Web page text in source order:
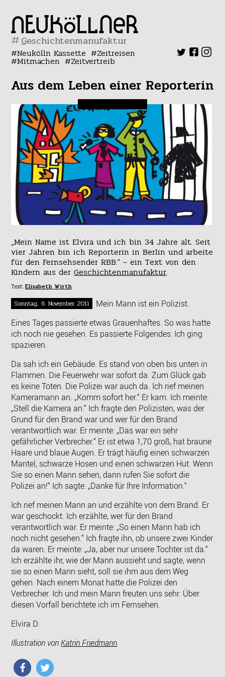
#
Neukölln Kassette Zeitreisen
Mitmachen Zeitvertreib
Aus dem Leben einer Reporterin
„Mein Name ist Elvira und ich bin 34 Jahre alt. Seit
vier Jahren bin ich Reporterin in Berlin und arbeite
für den Fernsehsender RBB.“ – ein Text von den
Kindern aus derGeschichtenmanufaktur.
Text:Elisabeth Wirth
Sonntag, 6. November 2011
Mein Mann ist ein Polizist.
Eines Tages passierte etwas Grauenhaftes. So was hatte
ich noch nie gesehen. Es passierte Folgendes: Ich ging
spazieren.
Da sah ich ein Gebäude. Es stand von oben bis unten in
Flammen. Die Feuerwehr war sofort da. Zum Glück gab
es keine Toten. Die Polizei war auch da. Ich rief meinen
Kameramann an. „Komm sofort her.“ Er kam. Ich meinte:
„Stell die Kamera an.“ Ich fragte den Polizisten, was der
Grund für den Brand war und wer für den Brand
verantwortlich war. Er meinte: „Das war ein sehr
gefährlicher Verbrecher.“ Er ist etwa 1,70 groß, hat braune
Haare und blaue Augen. Er trägt häufig einen schwarzen
Mantel, schwarze Hosen und einen schwarzen Hut. Wenn
Sie so einen Mann sehen, dann rufen Sie sofort die
Polizei an!“ Ich sagte: „Danke für Ihre Information.“
Ich rief meinen Mann an und erzählte von dem Brand. Er
war geschockt. Ich erzählte, wer für den Brand
verantwortlich war. Er meinte: „So einen Mann hab ich
noch nicht gesehen.“ Ich fragte ihn, ob unsere zwei Kinder
da waren. Er meinte: „Ja, aber nur unsere Tochter ist da.“
Ich erzählte ihr, wie der Mann aussieht und sagte, wenn
sie so einen Mann sieht, soll sie ihm aus dem Weg
gehen. Nach einem Monat hatte die Polizei den
Verbrecher. Ich und mein Mann freuten uns sehr. Über
diesen Vorfall berichtete ich im Fernsehen.
Elvira D.
Illustration vonKatrin Friedmann